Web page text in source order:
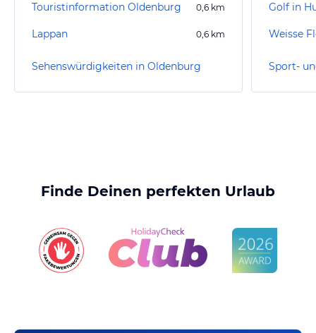
Touristinformation Oldenburg 0,6 km
Lappan 0,6 km
Sehenswürdigkeiten in Oldenburg
Golf in
Weisse
Finde Deinen perfekten Urlaub